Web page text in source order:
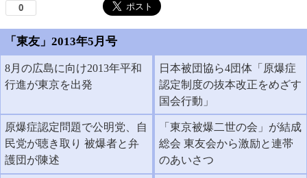
「東友」2013年5月号
8月の広島に向け2013年平和
行進が東京を出発
日本被団協ら4団体「原爆症
認定制度の抜本改正をめざす
国会行動」
原爆症認定問題で公明党、自
民党が聴き取り 被爆者と弁
護団が陳述
「東京被爆二世の会」が結成
総会 東友会から激励と連帯
のあいさつ